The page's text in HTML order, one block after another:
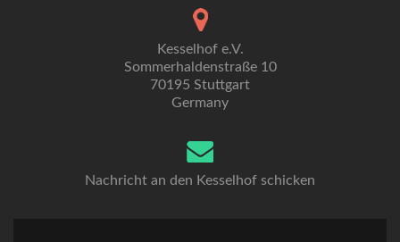
Kesselhof e.V.
Sommerhaldenstraße 10
70195 Stuttgart
Germany
Nachricht an den Kesselhof schicken